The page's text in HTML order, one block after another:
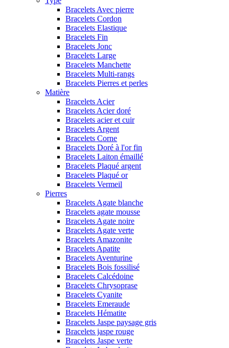
Bracelets Avec pierre
Bracelets Cordon
Bracelets Elastique
Bracelets Fin
Bracelets Jonc
Bracelets Large
Bracelets Manchette
Bracelets Multi-rangs
Bracelets Pierres et perles
Matière
Bracelets Acier
Bracelets Acier doré
Bracelets acier et cuir
Bracelets Argent
Bracelets Corne
Bracelets Doré à l'or fin
Bracelets Laiton émaillé
Bracelets Plaqué argent
Bracelets Plaqué or
Bracelets Vermeil
Pierres
Bracelets Agate blanche
Bracelets agate mousse
Bracelets Agate noire
Bracelets Agate verte
Bracelets Amazonite
Bracelets Apatite
Bracelets Aventurine
Bracelets Bois fossilisé
Bracelets Calcédoine
Bracelets Chrysoprase
Bracelets Cyanite
Bracelets Emeraude
Bracelets Hématite
Bracelets Jaspe paysage gris
Bracelets jaspe rouge
Bracelets Jaspe verte